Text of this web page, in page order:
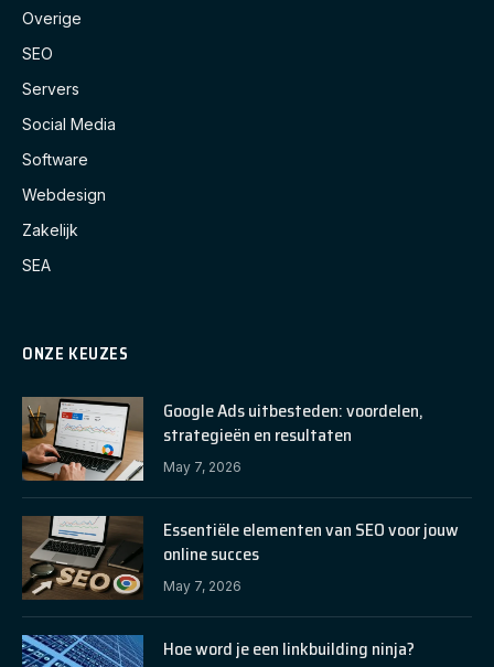
Overige
SEO
Servers
Social Media
Software
Webdesign
Zakelijk
SEA
ONZE KEUZES
Google Ads uitbesteden: voordelen,
strategieën en resultaten
May 7, 2026
Essentiële elementen van SEO voor jouw
online succes
May 7, 2026
Hoe word je een linkbuilding ninja?